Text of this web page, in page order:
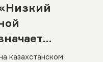
казахстанском